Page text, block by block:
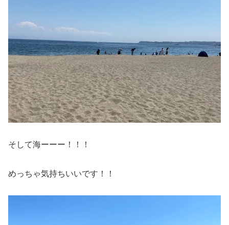
そして海ーーー！！！
めっちゃ気持ちいいです！！